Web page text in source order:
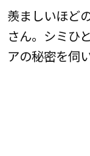
羨ましいほど
さん。シミひ
アの秘密を伺